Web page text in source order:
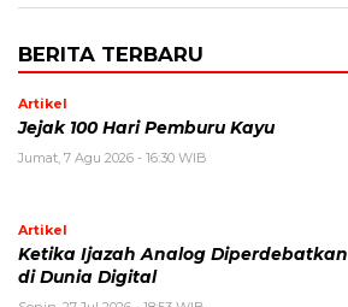
BERITA TERBARU
Artikel
Jejak 100 Hari Pemburu Kayu
Jumat, 7 Agu 2026 - 16:30 WIB
Artikel
Ketika Ijazah Analog Diperdebatkan
di Dunia Digital